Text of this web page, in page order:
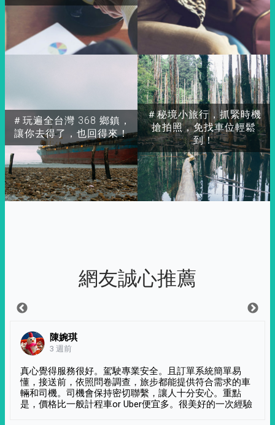
＃玩遍全台灣 368 鄉鎮，
讓你去得了，也回得來！
＃秘境小旅行，抓緊時機
搶拍照，免找車位輕鬆
到！
網友誠心推薦
陳婉琪
3 週前
真心覺得服務很好。駕駛專業安全。且訂單系統簡單易
懂，接送前，依照問卷調查，旅步都能提供符合需求的車
輛和司機。司機會保持密切聯繫，讓人十分安心。重點
是，價格比一般計程車or Uber便宜多。很美好的一次經驗